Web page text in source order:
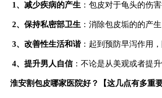
1、减少疾病的产生 ：包皮对于龟头的伤
2、保持私密部卫生 ：消除包皮垢的的产
3、改善性生活和谐：起到预防早泻作用
4、提升男人自信：不论是从美观或者提
淮安割包皮哪家医院好？【这几点有多重要